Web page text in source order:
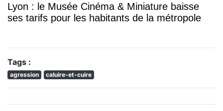
Lyon : le Musée Cinéma & Miniature baisse
ses tarifs pour les habitants de la métropole
Tags :
agression caluire-et-cuire